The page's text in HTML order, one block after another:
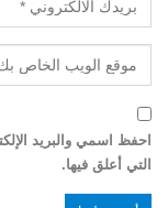
احفظ اسمي والبريد
التي أعلق فيها.